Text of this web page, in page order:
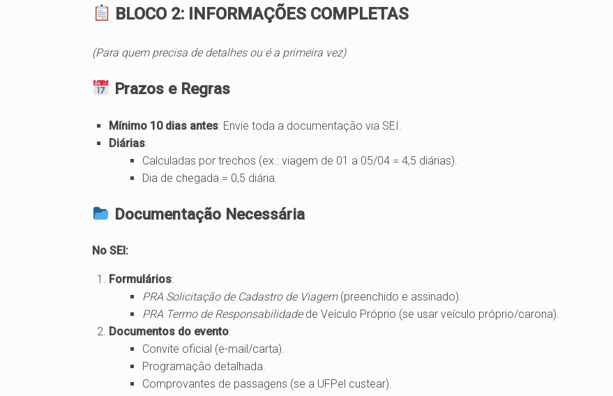
BLOCO 2: INFORMAÇÕES COMPLETAS
(Para quem precisa de detalhes ou é a primeira vez)
Prazos e Regras
Mínimo 10 dias antes: Envie toda a documentação via SEI.
Diárias:
Calculadas por trechos (ex.: viagem de 01 a 05/04 = 4,5 diárias).
Dia de chegada = 0,5 diária.
Documentação Necessária
No SEI:
Formulários:
PRA Solicitação de Cadastro de Viagem (preenchido e assinado).
PRA Termo de Responsabilidadede Veículo Próprio (se usar veículo próprio/carona).
Documentos do evento:
Convite oficial (e-mail/carta).
Programação detalhada.
Comprovantes de passagens (se a UFPel custear).